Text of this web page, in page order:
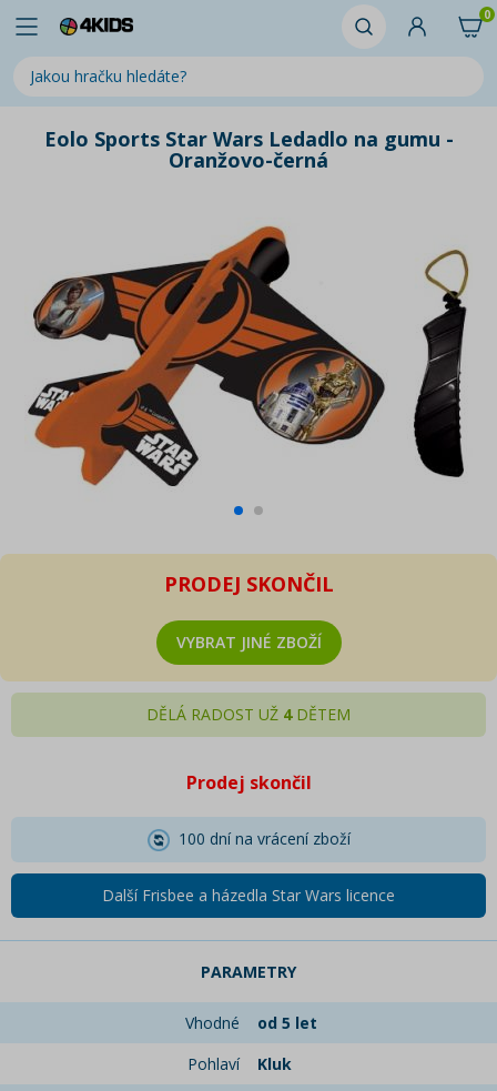
0
Eolo Sports Star Wars Ledadlo na gumu -
Oranžovo-černá
PRODEJ SKONČIL
VYBRAT JINÉ ZBOŽÍ
DĚLÁ RADOST UŽ 4DĚTEM
Prodej skončil
100 dní na vrácení zboží
Další Frisbee a házedla Star Wars licence
PARAMETRY
Vhodné
od 5 let
Pohlaví
Kluk